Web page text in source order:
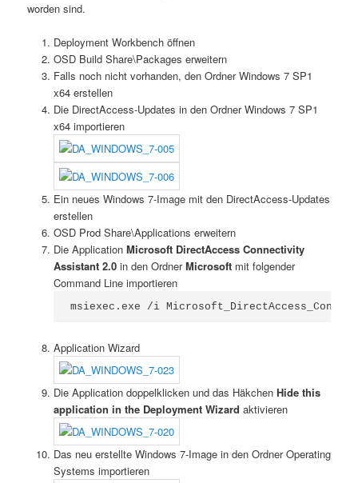
worden sind.
Deployment Workbench öffnen
OSD Build Share\Packages erweitern
Falls noch nicht vorhanden, den Ordner Windows 7 SP1
x64 erstellen
Die DirectAccess-Updates in den Ordner Windows 7 SP1
x64 importieren
Ein neues Windows 7-Image mit den DirectAccess-Updates
erstellen
OSD Prod Share\Applications erweitern
Die Application Microsoft DirectAccess Connectivity
Assistant 2.0in den OrdnerMicrosoft mit folgender
Command Line importieren
msiexec.exe /i
Application Wizard
Die Application doppelklicken und das Häkchen Hide this
application in the Deployment Wizard aktivieren
Das neu erstellte Windows 7-Image in den Ordner Operating
Systems importieren